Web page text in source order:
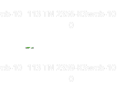
10 113 TN 2356-KSweb-10
0
10 113 TN 2359-KSweb-10
0